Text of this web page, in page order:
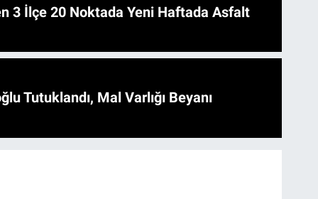
Tutuklandı, Mal Varlığı Beyanı